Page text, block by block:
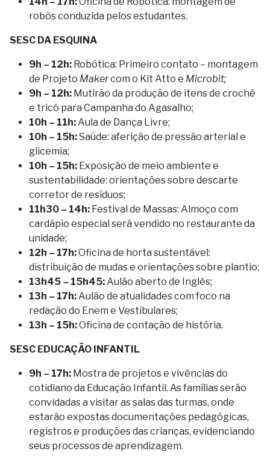
robôs conduzida pelos estudantes.
SESC DA ESQUINA
9h – 12h: Robótica: Primeiro contato – montagem
de Projeto Makercom o Kit Atto e Microbit;
9h – 12h: Mutirão da produção de itens de crochê
e tricô para Campanha do Agasalho;
10h – 11h: Aula de Dança Livre;
10h – 15h:Saúde: aferição de pressão arterial e
glicemia;
10h – 15h: Exposição de meio ambiente e
sustentabilidade: orientações sobre descarte
corretor de resíduos;
11h30 – 14h: Festival de Massas: Almoço com
cardápio especial será vendido no restaurante da
unidade;
12h – 17h:Oficina de horta sustentável:
distribuição de mudas e orientações sobre plantio;
13h45 – 15h45: Aulão aberto de Inglês;
13h – 17h: Aulão de atualidades com foco na
redação do Enem e Vestibulares;
13h – 15h:Oficina de contação de história.
SESC EDUCAÇÃO INFANTIL
9h – 17h: Mostra de projetos e vivências do
cotidiano da Educação Infantil. As famílias serão
convidadas a visitar as salas das turmas, onde
estarão expostas documentações pedagógicas,
registros e produções das crianças, evidenciando
seus processos de aprendizagem.